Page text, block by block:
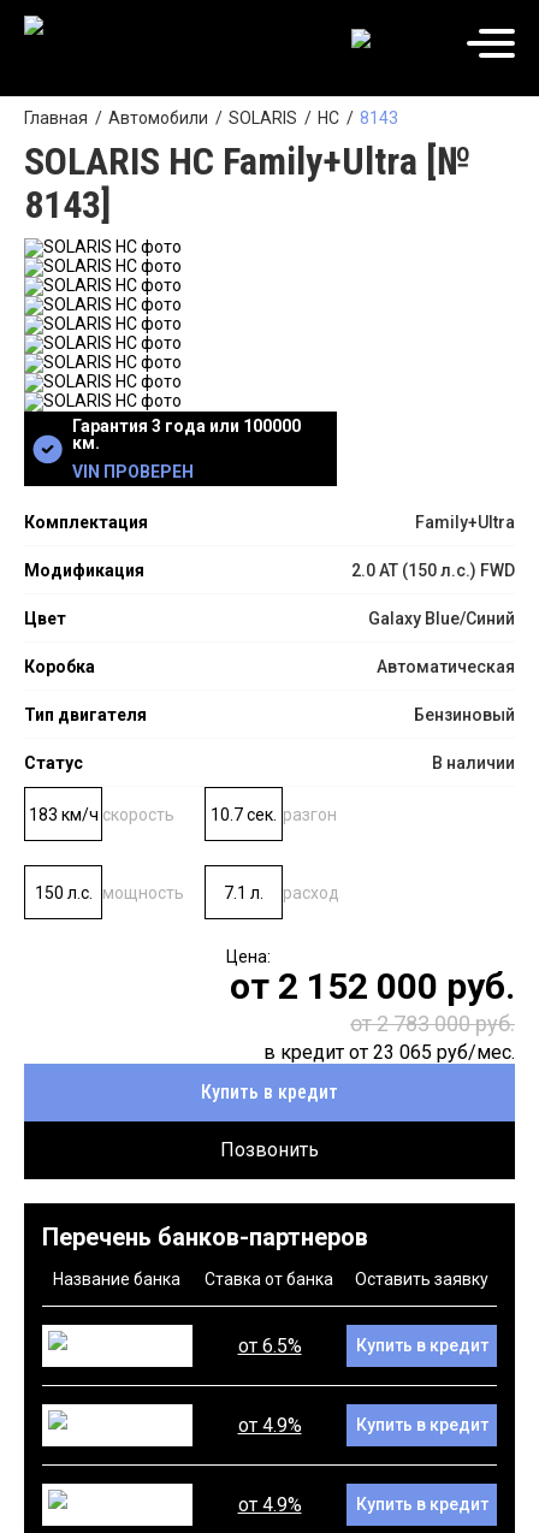
Главная Автомобили SOLARIS HC 8143
SOLARIS HC Family+Ultra [№
8143]
Гарантия 3 года или 100000
км.
VIN ПРОВЕРЕН
Комплектация Family+Ultra
Модификация 2.0 AT (150 л.с.) FWD
Цвет Galaxy Blue/Синий
Коробка Автоматическая
Тип двигателя Бензиновый
Статус В наличии
183 км/ч скорость 10.7 сек. разгон
150 л.с. мощность 7.1 л. расход
от 2 152 000 руб.
от 2 783 000 руб.
в кредит от 23 065 руб/мес.
Купить в кредит
Позвонить
Перечень банков-партнеров
Название банка Ставка от банка Оставить заявку
от 6.5% Купить в кредит
от 4.9% Купить в кредит
от 4.9% Купить в кредит